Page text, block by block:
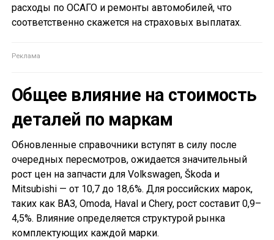
расходы по ОСАГО и ремонты автомобилей, что
соответственно скажется на страховых выплатах.
Общее влияние на стоимость
деталей по маркам
Обновленные справочники вступят в силу после
очередных пересмотров, ожидается значительный
рост цен на запчасти для Volkswagen, Škoda и
Mitsubishi — от 10,7 до 18,6%. Для российских марок,
таких как ВАЗ, Omoda, Haval и Chery, рост составит 0,9–
4,5%. Влияние определяется структурой рынка
комплектующих каждой марки.